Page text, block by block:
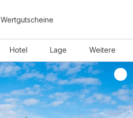
Wertgutscheine
Hotel Lage Weitere